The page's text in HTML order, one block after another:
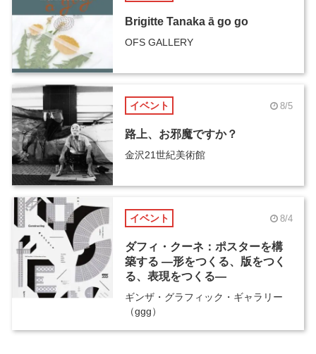
Brigitte Tanaka ā go go
OFS GALLERY
イベント 8/5
路上、お邪魔ですか？
金沢21世紀美術館
イベント 8/4
ダフィ・クーネ：ポスターを構
築する ―形をつくる、版をつく
る、表現をつくる―
ギンザ・グラフィック・ギャラリー
（ggg）